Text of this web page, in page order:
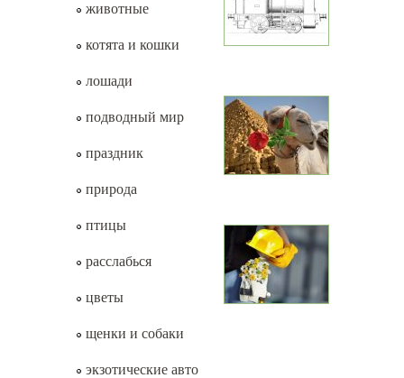
животные
котята и кошки
лошади
подводный мир
праздник
природа
птицы
расслабься
цветы
щенки и собаки
экзотические авто